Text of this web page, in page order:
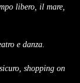
libero, il mare,
e danza.
shopping on